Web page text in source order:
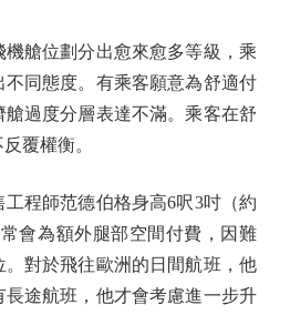
艙位劃分出愈來愈多等級，乘
同態度。有乘客願意為舒適付
過度分層表達不滿。乘客在舒
覆權衡。
程師范德伯格身高6呎3吋（約
會為額外腿部空間付費，因難
。對於飛往歐洲的日間航班，他
途航班，他才會考慮進一步升